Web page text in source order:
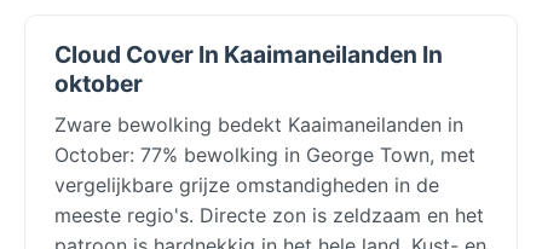
Cloud Cover In Kaaimaneilanden In
oktober
Zware bewolking bedekt Kaaimaneilanden in
October: 77% bewolking in George Town, met
vergelijkbare grijze omstandigheden in de
meeste regio's. Directe zon is zeldzaam en het